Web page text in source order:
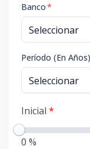
Banco*
Período (En Años)
Inicial *
0 %